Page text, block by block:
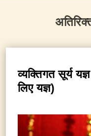
व्यक्तिगत सूर्य
लिए यज्ञ)